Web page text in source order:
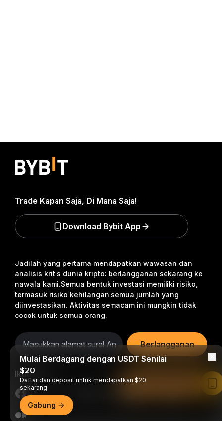
Jadilah yang pertama mendapatkan wawasan dan
analisis kritis dunia kripto: berlangganan sekarang ke
nawala kami.Semua bentuk investasi memiliki risiko,
termasuk risiko kehilangan semua jumlah yang
diinvestasikan. Aktivitas semacam ini mungkin tidak
cocok untuk semua orang.
Berlangganan
Ikuti Kami
Trade Kapan Saja, Di Mana Saja!
Download Bybit App
Mulai Berdagang dengan USDT Senilai
$20
Daftar dan deposit untuk mendapatkan $20
sekarang
Gabung
Baca di Aplikasi Bybit